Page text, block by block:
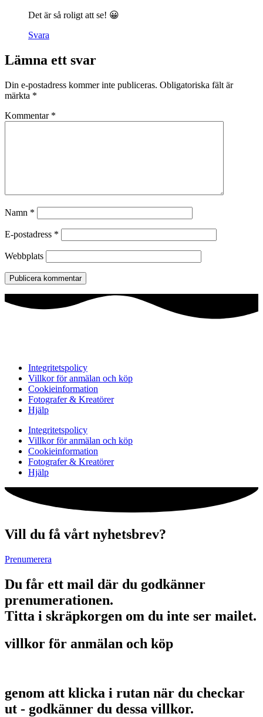
Det är så roligt att se! 😀
Svara
Lämna ett svar
Din e-postadress kommer inte publiceras. Obligatoriska fält är
märkta *
Kommentar *
Namn *
E-postadress *
Webbplats
Integritetspolicy
Villkor för anmälan och köp
Cookieinformation
Fotografer & Kreatörer
Hjälp
Integritetspolicy
Villkor för anmälan och köp
Cookieinformation
Fotografer & Kreatörer
Hjälp
Vill du få vårt nyhetsbrev?
Prenumerera
Du får ett mail där du godkänner
prenumerationen.
Titta i skräpkorgen om du inte ser mailet.
villkor för anmälan och köp
genom att klicka i rutan när du checkar
ut - godkänner du dessa villkor.